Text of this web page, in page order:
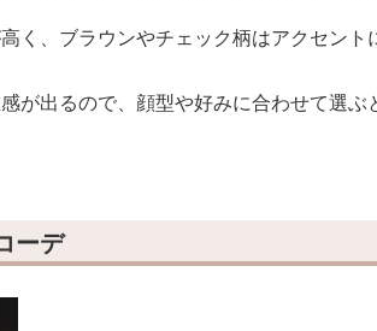
く、ブラウンやチェック柄はアクセント
が出るので、顔型や好みに合わせて選
ーデ